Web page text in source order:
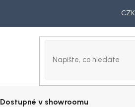
CZK
Dostupné v showroomu